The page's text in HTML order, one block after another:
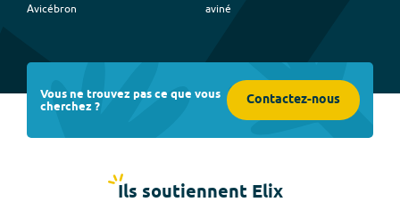
Avicébron aviné
Vous ne trouvez pas ce que vous
cherchez ? Contactez-nous
Ils soutiennent Elix